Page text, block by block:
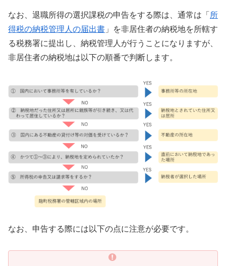
なお、退職所得の選択課税の申告をする際は、通常は「 所
得税の納税管理人の届出書 」を非居住者の納税地を所轄す
る税務署に提出し、納税管理人が行うことになりますが、
非居住者の納税地は以下の順番で判断します。
なお、申告する際には以下の点に注意が必要です。